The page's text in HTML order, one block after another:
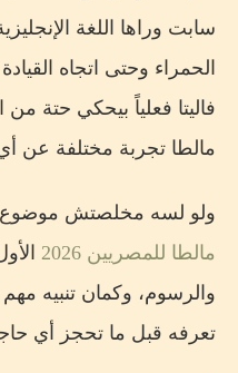
سابت وراها اللغة
الحمراء وحتى اتجاه
فاليتا فعلياً بيحكي حتة
مالطا تجربة مختلفة عن
ولو لسه مخلصتش موضوع
مالطا للمصريين 2026
والرسوم، وكمان تنبيه
تعرفه قبل ما تحجز أي